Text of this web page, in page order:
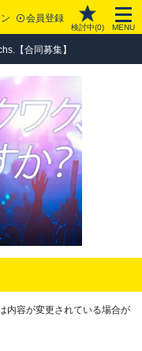
会員登録
検討中(0) MENU
【合同募集】
内容が変更されている場合が